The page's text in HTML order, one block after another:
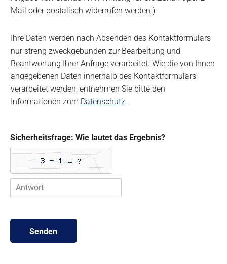
u
u
n
d
u
t
z
g
d
e
D
Mail oder postalisch widerrufen werden.)
Ihre Daten werden nach Absenden des Kontaktformulars
nur streng zweckgebunden zur Bearbeitung und
Beantwortung Ihrer Anfrage verarbeitet. Wie die von Ihnen
angegebenen Daten innerhalb des Kontaktformulars
verarbeitet werden, entnehmen Sie bitte den
Informationen zum Datenschutz.
Sicherheitsfrage: Wie lautet das Ergebnis?
Senden